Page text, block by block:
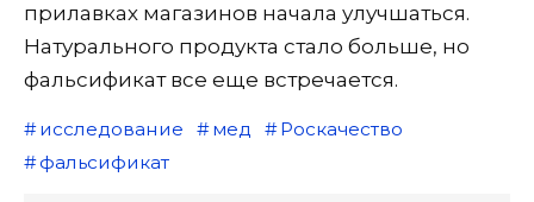
прилавках магазинов начала улучшаться.
Натурального продукта стало больше, но
фальсификат все еще встречается.
исследование мед
Роскачество
фальсификат